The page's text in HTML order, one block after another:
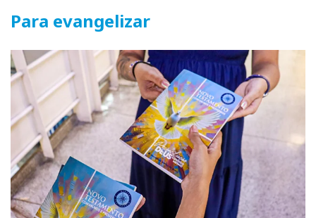
Para evangelizar